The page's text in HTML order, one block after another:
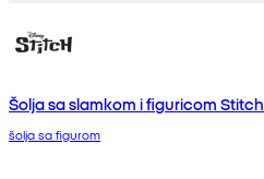
Šolja sa slamkom i figuricom Stitch
šolja sa figurom